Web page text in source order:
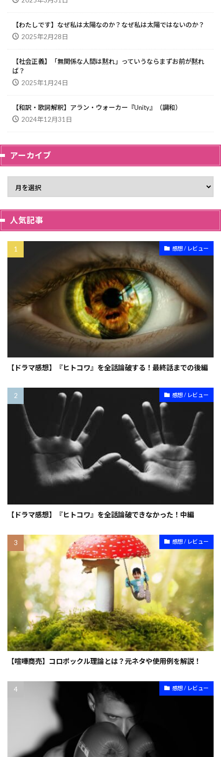
【わたしです】なぜ私は太陽なのか？なぜ私は太陽ではないのか？
2025年2月28日
【社会正義】「無関係な人間は黙れ」っていうならまずお前が黙れ
ば？
2025年1月24日
【和訳・歌詞解釈】アラン・ウォーカー『Unity』（調和）
2024年12月31日
アーカイブ
人気記事
感想 / レビュー
【ドラマ感想】『ヒトコワ』を全話論破する！最終話までの後編
感想 / レビュー
【ドラマ感想】『ヒトコワ』を全話論破できなかった！中編
感想 / レビュー
【喧嘩商売】コロポックル理論とは？元ネタや使用例を解説！
感想 / レビュー